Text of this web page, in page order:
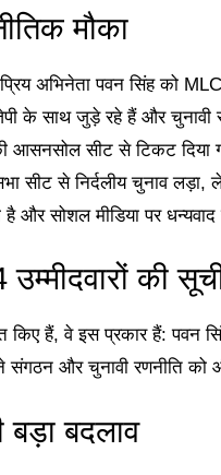
मौका
अभिनेता पवन सिंह को
के साथ जुड़े रहे हैं और चुनावी
आसनसोल सीट से टिकट दिया
सीट से निर्दलीय चुनाव
और सोशल मीडिया पर
उम्मीदवारों की
किए हैं, वे इस प्रकार हैं:
संगठन और चुनावी रणनीति
बदलाव